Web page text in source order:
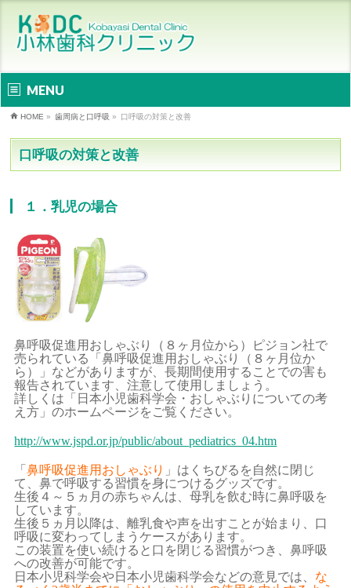
MENU
HOME » 歯周病と口呼吸 » 口呼吸の対策と改善
口呼吸の対策と改善
１．乳児の場合
鼻呼吸促進用おしゃぶり（８ヶ月位から）ピジョン社で
売られている「鼻呼吸促進用おしゃぶり（８ヶ月位か
ら）」などがありますが、長期間使用することでの害も
報告されています、注意して使用しましょう。
詳しくは「日本小児歯科学会・おしゃぶりについての考
え方」のホームページをご覧ください。
http://www.jspd.or.jp/public/about_pediatrics_04.htm
「鼻呼吸促進用おしゃぶり 」はくちびるを自然に閉じ
て、鼻で呼吸する習慣を身につけるグッズです。
生後４～５ヵ月の赤ちゃんは、母乳を飲む時に鼻呼吸を
しています。
生後５ヵ月以降は、離乳食や声を出すことが始まり、口
呼吸に変わってしまうケースがあります。
この装置を使い続けると口を閉じる習慣がつき、鼻呼吸
への改善が可能です。
日本小児科学会や日本小児歯科学会などの意見では、 な